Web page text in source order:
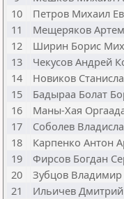
10
Петров Михаил
11
Мещеряков
12
Ширин Борис
13
Чекусов Андрей
14
Новиков
15
Бадыраа Болат
16
Маны-Хая
17
Соболев
18
Карпенко Антон
19
Фирсов Богдан
20
Зубцов Владимир
21
Ильичев